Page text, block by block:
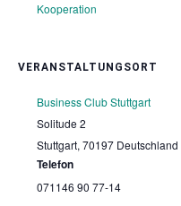
Kooperation
VERANSTALTUNGSORT
Business Club Stuttgart
Solitude 2
Stuttgart, 70197 Deutschland
Telefon
071146 90 77-14